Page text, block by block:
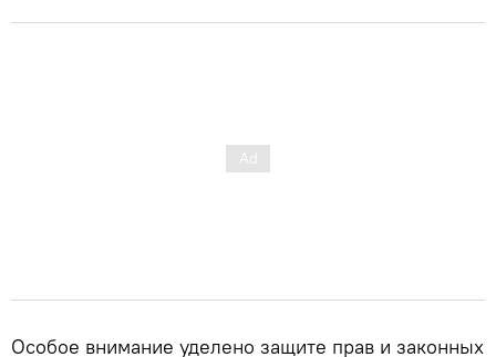
Особое внимание уделено защите прав и законных